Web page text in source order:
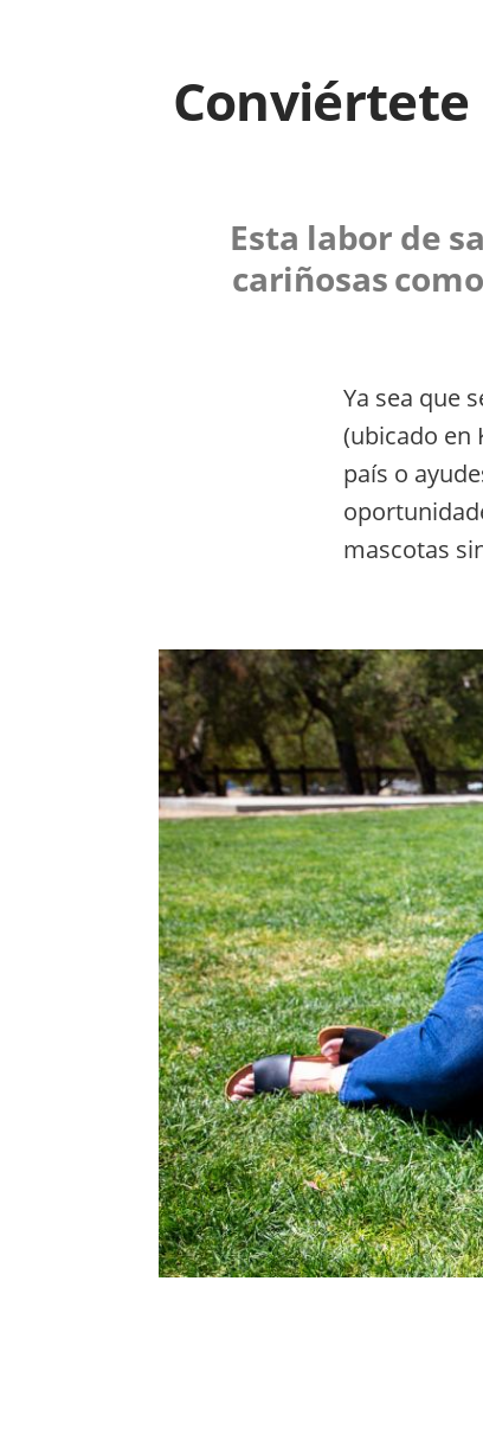
Esta labor de
cariñosas
Ya sea que
(ubicado en
país o
mascotas